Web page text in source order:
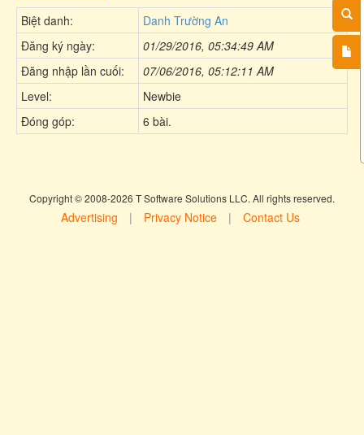
Biệt danh:
Danh Trường An
Đăng ký ngày:
01/29/2016, 05:34:49 AM
Đăng nhập lần cuối:
07/06/2016, 05:12:11 AM
Level:
Newbie
Đóng góp:
6 bài.
Copyright © 2008-2026 T Software Solutions LLC. All rights reserved.
Advertising | Privacy Notice | Contact Us